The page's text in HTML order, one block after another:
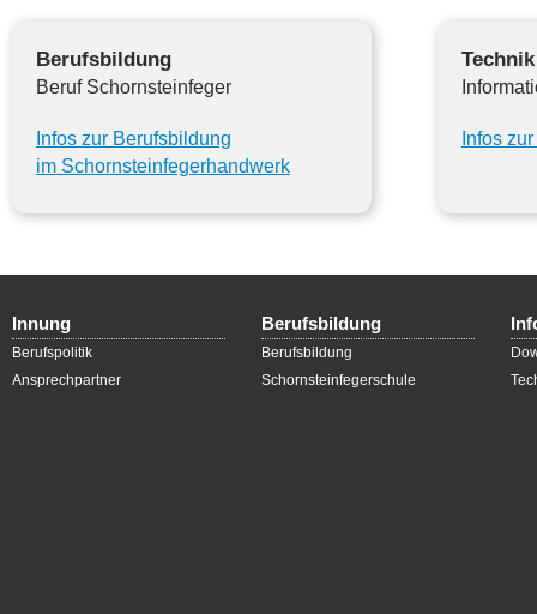
Berufsbildung
Beruf Schornsteinfeger
Infos zur Berufsbildung
im Schornsteinfegerhandwerk
Technik
Infos
Innung
Berufspolitik
Ansprechpartner
Berufsbildung
Berufsbildung
Schornsteinfegerschule